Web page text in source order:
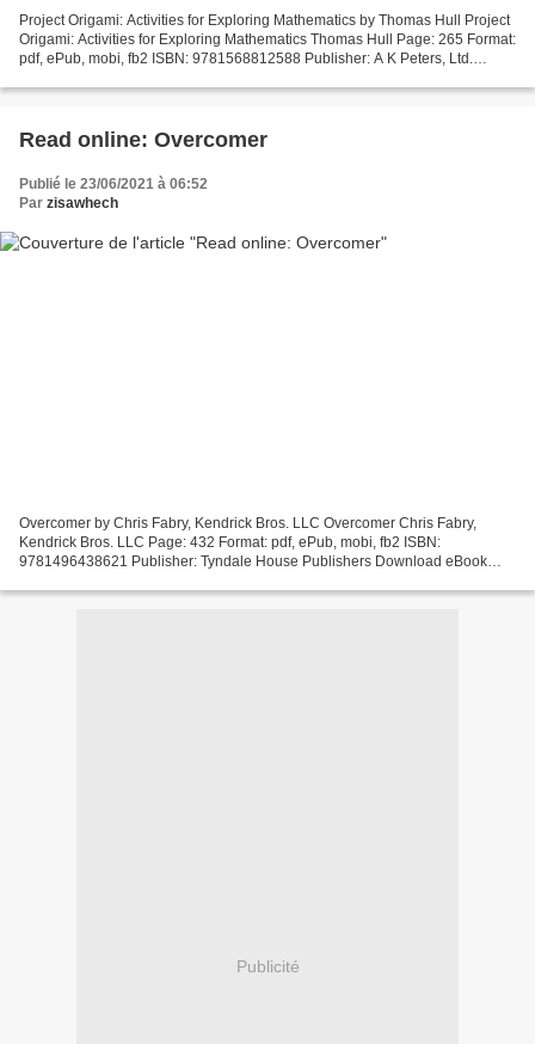
Project Origami: Activities for Exploring Mathematics by Thomas Hull Project
Origami: Activities for Exploring Mathematics Thomas Hull Page: 265 Format:
pdf, ePub, mobi, fb2 ISBN: 9781568812588 Publisher: A K Peters, Ltd.
Read online: Overcomer
Publié le 23/06/2021 à 06:52
Par zisawhech
Overcomer by Chris Fabry, Kendrick Bros. LLC Overcomer Chris Fabry,
Kendrick Bros. LLC Page: 432 Format: pdf, ePub, mobi, fb2 ISBN:
9781496438621 Publisher: Tyndale House Publishers Download eBook
Publicité